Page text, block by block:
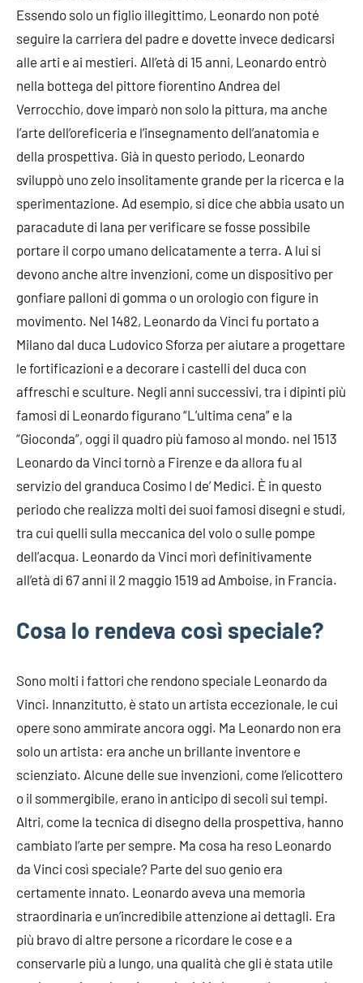
Essendo solo un figlio illegittimo, Leonardo non poté
seguire la carriera del padre e dovette invece dedicarsi
alle arti e ai mestieri. All’età di 15 anni, Leonardo entrò
nella bottega del pittore fiorentino Andrea del
Verrocchio, dove imparò non solo la pittura, ma anche
l’arte dell’oreficeria e l’insegnamento dell’anatomia e
della prospettiva. Già in questo periodo, Leonardo
sviluppò uno zelo insolitamente grande per la ricerca e la
sperimentazione. Ad esempio, si dice che abbia usato un
paracadute di lana per verificare se fosse possibile
portare il corpo umano delicatamente a terra. A lui si
devono anche altre invenzioni, come un dispositivo per
gonfiare palloni di gomma o un orologio con figure in
movimento. Nel 1482, Leonardo da Vinci fu portato a
Milano dal duca Ludovico Sforza per aiutare a progettare
le fortificazioni e a decorare i castelli del duca con
affreschi e sculture. Negli anni successivi, tra i dipinti più
famosi di Leonardo figurano “L’ultima cena” e la
“Gioconda”, oggi il quadro più famoso al mondo. nel 1513
Leonardo da Vinci tornò a Firenze e da allora fu al
servizio del granduca Cosimo I de’ Medici. È in questo
periodo che realizza molti dei suoi famosi disegni e studi,
tra cui quelli sulla meccanica del volo o sulle pompe
dell’acqua. Leonardo da Vinci morì definitivamente
all’età di 67 anni il 2 maggio 1519 ad Amboise, in Francia.
Cosa lo rendeva così speciale?
Sono molti i fattori che rendono speciale Leonardo da
Vinci. Innanzitutto, è stato un artista eccezionale, le cui
opere sono ammirate ancora oggi. Ma Leonardo non era
solo un artista: era anche un brillante inventore e
scienziato. Alcune delle sue invenzioni, come l’elicottero
o il sommergibile, erano in anticipo di secoli sui tempi.
Altri, come la tecnica di disegno della prospettiva, hanno
cambiato l’arte per sempre. Ma cosa ha reso Leonardo
da Vinci così speciale? Parte del suo genio era
certamente innato. Leonardo aveva una memoria
straordinaria e un’incredibile attenzione ai dettagli. Era
più bravo di altre persone a ricordare le cose e a
conservarle più a lungo, una qualità che gli è stata utile